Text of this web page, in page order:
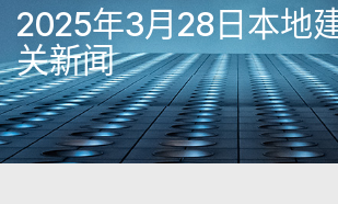
2025年3月28日本地
关新闻